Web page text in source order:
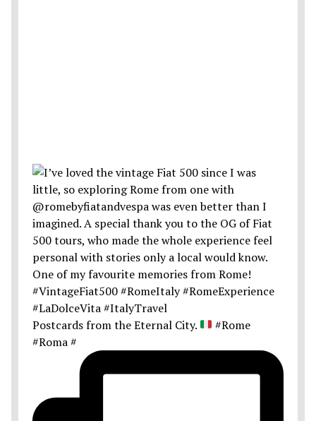
Postcards from the Eternal City.
#Rome
#Roma #